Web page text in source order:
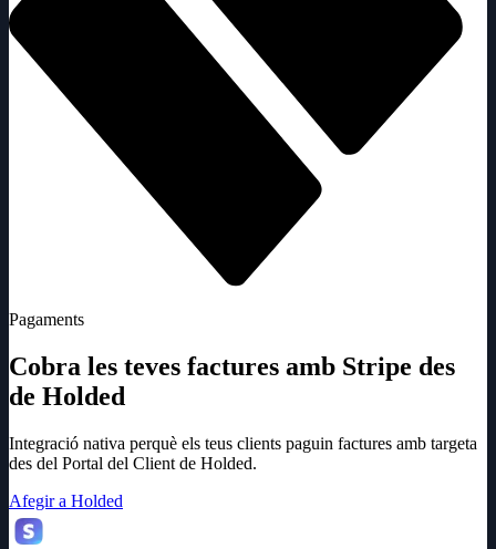
Pagaments
Cobra les teves factures amb Stripe des
de Holded
Integració nativa perquè els teus clients paguin factures amb targeta
des del Portal del Client de Holded.
Afegir a Holded